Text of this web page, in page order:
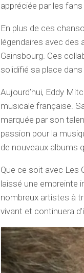
appréciée par les
En plus de ces
légendaires avec des
Gainsbourg. Ces
solidifié sa place
Aujourd’hui, Eddy
musicale française.
marquée par son
passion pour la
de nouveaux albums
Que ce soit avec Les
laissé une empreinte
nombreux artistes à
vivant et continuera